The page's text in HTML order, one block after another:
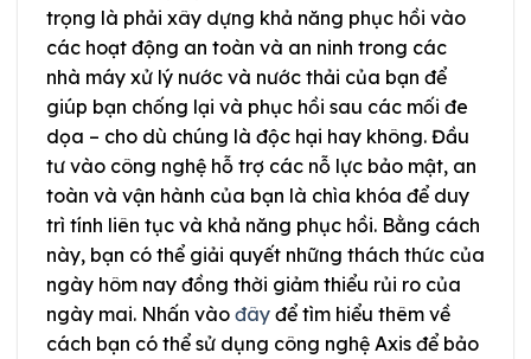
trọng là phải xây dựng khả năng phục hồi vào
các hoạt động an toàn và an ninh trong các
nhà máy xử lý nước và nước thải của bạn để
giúp bạn chống lại và phục hồi sau các mối đe
dọa – cho dù chúng là độc hại hay không. Đầu
tư vào công nghệ hỗ trợ các nỗ lực bảo mật, an
toàn và vận hành của bạn là chìa khóa để duy
trì tính liên tục và khả năng phục hồi. Bằng cách
này, bạn có thể giải quyết những thách thức của
ngày hôm nay đồng thời giảm thiểu rủi ro của
ngày mai. Nhấn vào đây để tìm hiểu thêm về
cách bạn có thể sử dụng công nghệ Axis để bảo